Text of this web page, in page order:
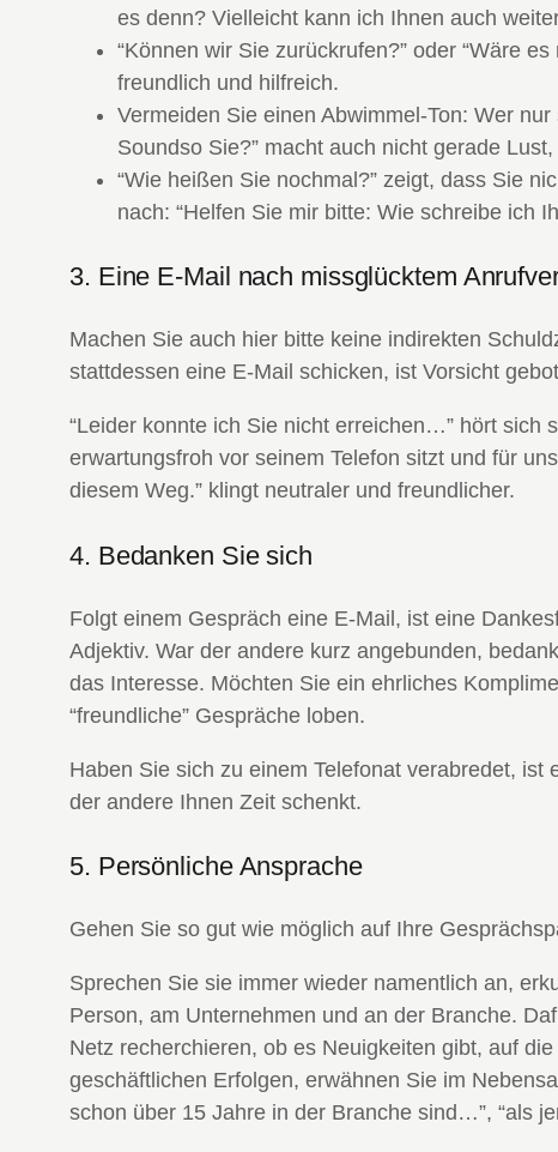
es denn? Vielleicht kann ich Ihnen auch
“Können wir Sie zurückrufen?” oder “Wäre
freundlich und hilfreich.
Vermeiden Sie einen Abwimmel-Ton: Wer
Soundso Sie?” macht auch nicht gerade
“Wie heißen Sie nochmal?” zeigt, dass Sie
nach: “Helfen Sie mir bitte: Wie schreibe ich
3. Eine E-Mail nach missglücktem
Machen Sie auch hier bitte keine indirekten
stattdessen eine E-Mail schicken, ist Vorsicht
“Leider konnte ich Sie nicht erreichen…” hört sich
erwartungsfroh vor seinem Telefon sitzt und für
diesem Weg.” klingt neutraler und freundlicher.
4. Bedanken Sie sich
Folgt einem Gespräch eine E-Mail, ist eine
Adjektiv. War der andere kurz angebunden,
das Interesse. Möchten Sie ein ehrliches
“freundliche” Gespräche loben.
Haben Sie sich zu einem Telefonat verabredet,
der andere Ihnen Zeit schenkt.
5. Persönliche Ansprache
Gehen Sie so gut wie möglich auf Ihre
Sprechen Sie sie immer wieder namentlich an,
Person, am Unternehmen und an der Branche.
Netz recherchieren, ob es Neuigkeiten gibt, auf
geschäftlichen Erfolgen, erwähnen Sie im
schon über 15 Jahre in der Branche sind…”, “als